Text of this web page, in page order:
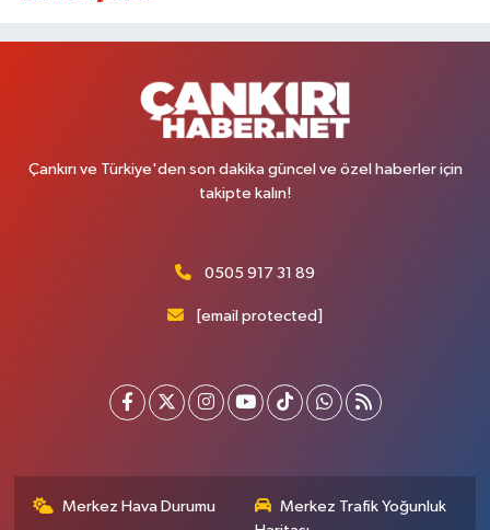
Çankırı ve Türkiye'den son dakika güncel ve özel haberler için
takipte kalın!
0505 917 31 89
[email protected]
Merkez Hava Durumu
Merkez Trafik Yoğunluk